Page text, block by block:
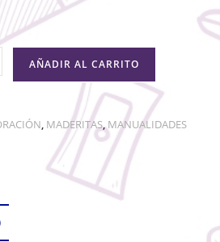
AÑADIR AL CARRITO
, MADERITAS,MANUALIDADES